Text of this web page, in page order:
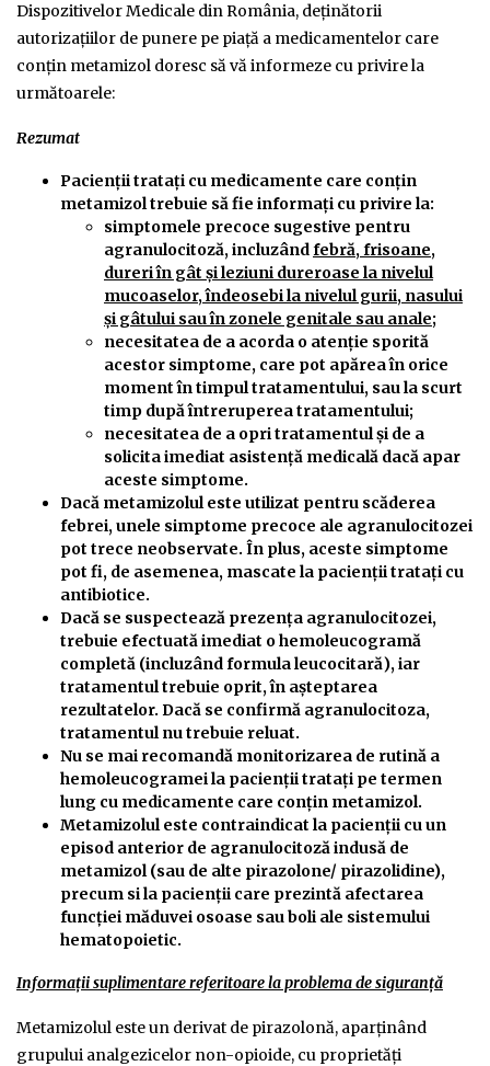
Dispozitivelor Medicale din România, deţinătorii
autorizaţiilor de punere pe piaţă a medicamentelor care
conțin metamizol doresc să vă informeze cu privire la
următoarele:
Rezumat
Pacienții tratați cu medicamente care conțin
metamizol trebuie să fie informați cu privire la:
simptomele precoce sugestive pentru
agranulocitoză, incluzândfebră, frisoane,
dureri în gât și leziuni dureroase la nivelul
mucoaselor, îndeosebi la nivelul gurii, nasului
și gâtului sau în zonele genitale sau anale;
necesitatea de a acorda o atenție sporită
acestor simptome, care pot apărea în orice
moment în timpul tratamentului, sau la scurt
timp după întreruperea tratamentului;
necesitatea de a opri tratamentul și de a
solicita imediat asistență medicală dacă apar
aceste simptome.
Dacă metamizolul este utilizat pentru scăderea
febrei, unele simptome precoce ale agranulocitozei
pot trece neobservate. În plus, aceste simptome
pot fi, de asemenea, mascate la pacienții tratați cu
antibiotice.
Dacă se suspectează prezența agranulocitozei,
trebuie efectuată imediat o hemoleucogramă
completă (incluzând formula leucocitară), iar
tratamentul trebuie oprit, în așteptarea
rezultatelor. Dacă se confirmă agranulocitoza,
tratamentul nu trebuie reluat.
Nu se mai recomandă monitorizarea de rutină a
hemoleucogramei la pacienții tratați pe termen
lung cu medicamente care conțin metamizol.
Metamizolul este contraindicat la pacienții cu un
episod anterior de agranulocitoză indusă de
metamizol (sau de alte pirazolone/ pirazolidine),
precum si la pacienții care prezintă afectarea
funcției măduvei osoase sau boli ale sistemului
hematopoietic.
Informaţii suplimentare referitoare la problema de siguranţă
Metamizolul este un derivat de pirazolonă, aparținând
grupului analgezicelor non-opioide, cu proprietăți